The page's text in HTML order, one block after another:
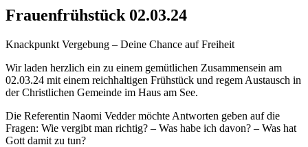
Frauenfrühstück 02.03.24
Knackpunkt Vergebung – Deine Chance auf Freiheit
Wir laden herzlich ein zu einem gemütlichen Zusammensein am
02.03.24 mit einem reichhaltigen Frühstück und regem Austausch in
der Christlichen Gemeinde im Haus am See.
Die Referentin Naomi Vedder möchte Antworten geben auf die
Fragen: Wie vergibt man richtig? – Was habe ich davon? – Was hat
Gott damit zu tun?